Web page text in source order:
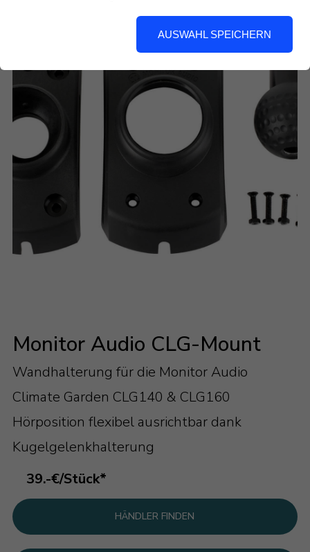
Monitor Audio CLG-Mount
Wandhalterung für die Monitor Audio
Climate Garden CLG140 & CLG160
Hörposition flexibel ausrichtbar dank
Kugelgelenkhalterung
39.-€/Stück*
HÄNDLER FINDEN
AUSWAHL SPEICHERN